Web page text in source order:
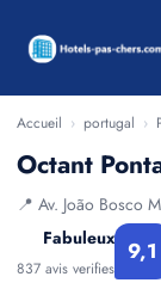
Accueil › portugal ›
Octant
📍 Av. João Bosco
Fabuleux
837 avis verifies
9,1